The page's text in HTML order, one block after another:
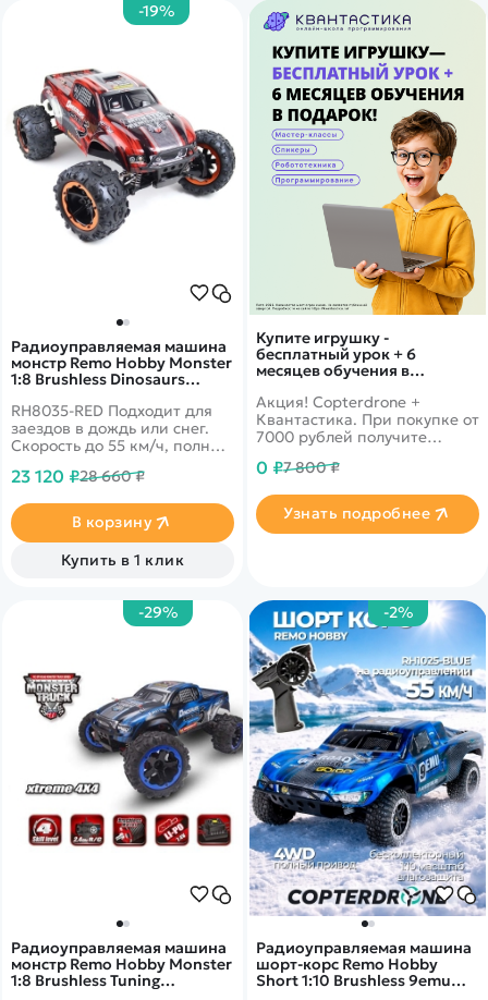
Купите игрушку -
бесплатный урок + 6
месяцев обучения в
Акция! Copterdrone +
Квантастика. При покупке от
7000 рублей получите
нашего партнера
0 ₽7 800 ₽
Узнать подробнее
-19%
Радиоуправляемая машина
монстр Remo Hobby Monster
1:8 Brushless Dinosaurs
RH8035-RED
RH8035-RED Подходит для
заездов в дождь или снег.
Скорость до 55 км/ч, полный
23 120 ₽28 660 ₽
В корзину
Купить в 1 клик
-29%
Радиоуправляемая машина
монстр Remo Hobby Monster
1:8 Brushless Tuning
-2%
Радиоуправляемая машина
шорт-корс Remo Hobby
Short 1:10 Brushless 9emu